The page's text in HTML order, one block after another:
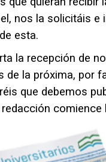
nos la solicitáis e
esta.
la recepción de
de la próxima, por
que debemos
comience